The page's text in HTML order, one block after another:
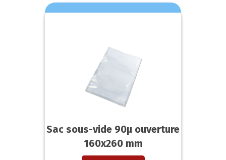
Sac sous-vide 90µ ouverture
160x260 mm